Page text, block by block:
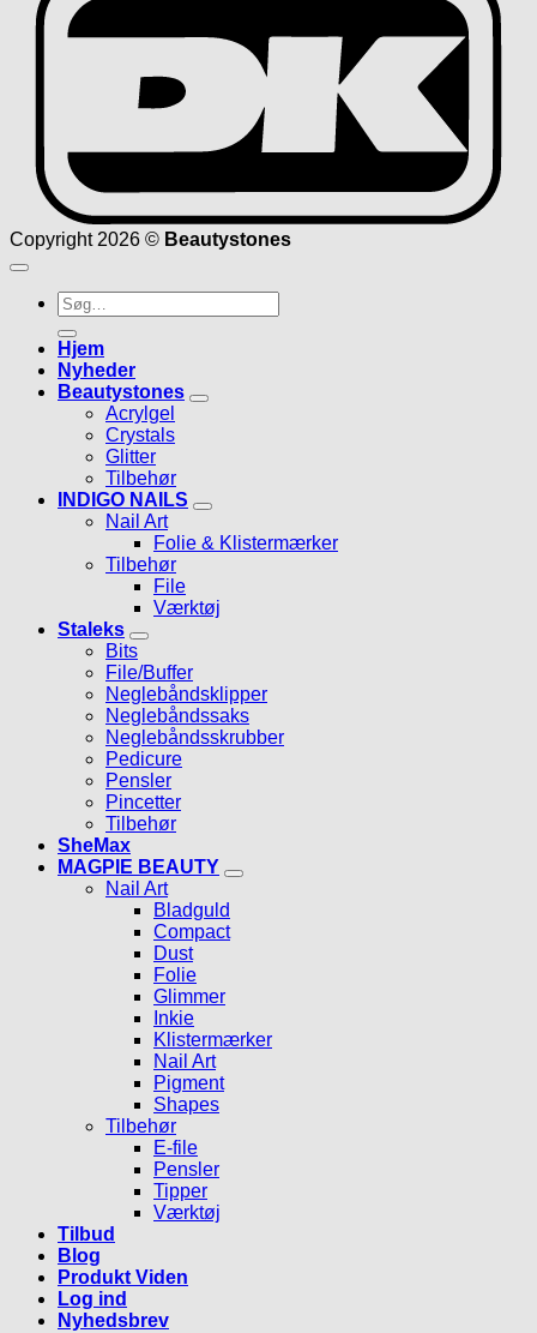
Copyright 2026 © Beautystones
Søg
efter:
Hjem
Nyheder
Beautystones
Acrylgel
Crystals
Glitter
Tilbehør
INDIGO NAILS
Nail Art
Folie & Klistermærker
Tilbehør
File
Værktøj
Staleks
Bits
File/Buffer
Neglebåndsklipper
Neglebåndssaks
Neglebåndsskrubber
Pedicure
Pensler
Pincetter
Tilbehør
SheMax
MAGPIE BEAUTY
Nail Art
Bladguld
Compact
Dust
Folie
Glimmer
Inkie
Klistermærker
Nail Art
Pigment
Shapes
Tilbehør
E-file
Pensler
Tipper
Værktøj
Tilbud
Blog
Produkt Viden
Log ind
Nyhedsbrev